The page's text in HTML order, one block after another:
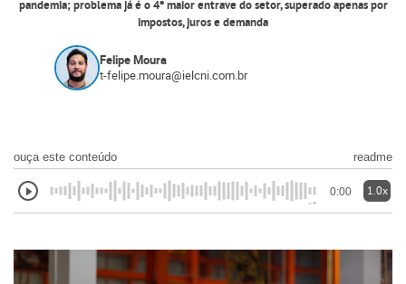
pandemia; problema já é o 4º maior entrave do setor, superado apenas por
impostos, juros e demanda
Felipe Moura
t-felipe.moura@ielcni.com.br
ouça este conteúdo readme
0:00 1.0x